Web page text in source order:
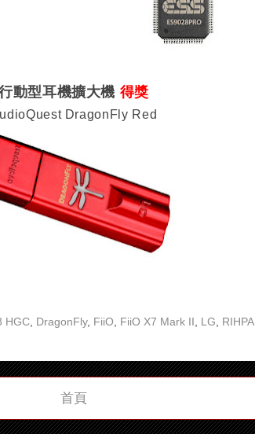
動型耳機擴大機 得獎
DragonFly Red
HGC DragonFly, FiiO FiiO X7 Mark II LG RIHPA
首頁